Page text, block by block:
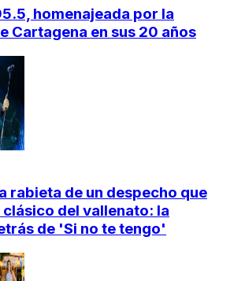
homenajeada por la
Cartagena en sus 20 años
rabieta de un despecho que
del vallenato: la
de 'Si no te tengo'